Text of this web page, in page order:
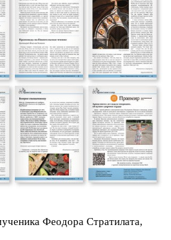
Феодора Стратилата,